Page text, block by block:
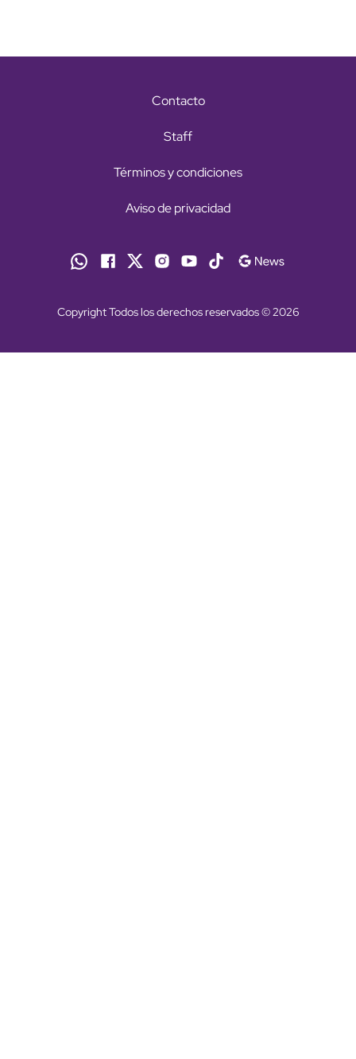
Contacto
Staff
Términos y condiciones
Aviso de privacidad
Copyright Todos los derechos reservados © 2026